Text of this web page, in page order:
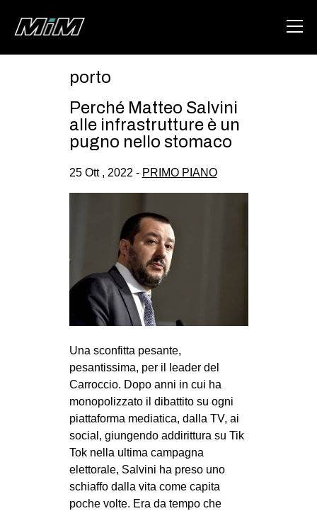
ABOUT
DEGENERAZIONE
CSOA LAMBRETTA
MSM
STUDENTI TSUNAMI
ZAM
MILANO
MOBILITAZIONI
SPAZI
SPORT POPOLARE
MOVIMENTI
AMBIENTE
ANTIFASCISMO
DIRITTO ALL’ABITARE
porto
Perché Matteo Salvini
alle infrastrutture è un
pugno nello stomaco
25 Ott , 2022 - PRIMO PIANO
Una sconfitta pesante,
pesantissima, per il leader del
Carroccio. Dopo anni in cui ha
monopolizzato il dibattito su ogni
piattaforma mediatica, dalla TV, ai
social, giungendo addirittura su Tik
Tok nella ultima campagna
elettorale, Salvini ha preso uno
schiaffo dalla vita come capita
poche volte. Era da tempo che